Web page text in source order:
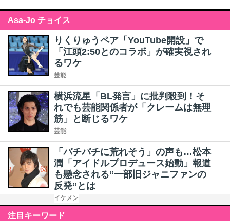
Asa-Jo チョイス
りくりゅうペア「YouTube開設」で
「江頭2:50とのコラボ」が確実視され
るワケ
芸能
横浜流星「BL発言」に批判殺到！そ
れでも芸能関係者が「クレームは無理
筋」と断じるワケ
芸能
「バチバチに荒れそう」の声も…松本
潤「アイドルプロデュース始動」報道
も懸念される“一部旧ジャニファンの
反発”とは
イケメン
注目キーワード